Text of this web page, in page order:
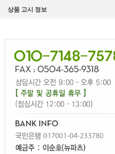
상품 고시 정보